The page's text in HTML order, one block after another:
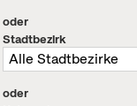
oder
Stadtbezirk
oder